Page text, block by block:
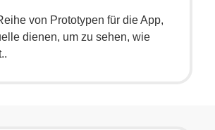
von Prototypen für die App,
dienen, um zu sehen, wie